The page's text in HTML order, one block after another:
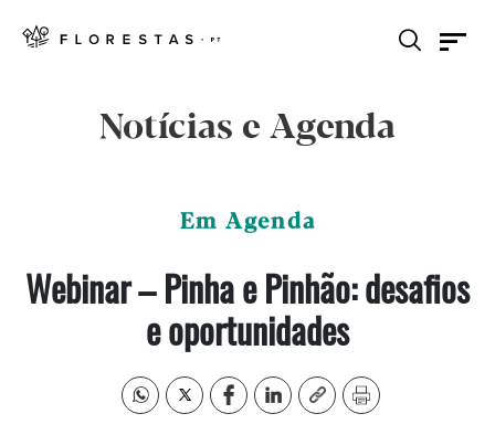
Notícias e Agenda
Em Agenda
Webinar – Pinha e Pinhão: desafios
e oportunidades